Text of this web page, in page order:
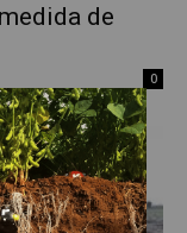
de
0